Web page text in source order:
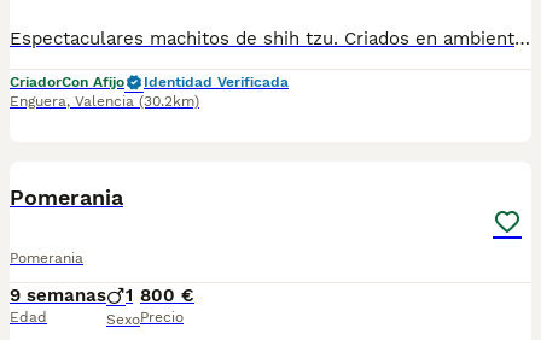
Espectaculares machitos de shih tzu. Criados en ambiente familiar y socializados. Se entregan con vacunas al día, chip y pasaporte, garantía, pedigree, certificado veterinario y desparasitados. Se regala kit de bienvenida con pienso para los primeros días. Pon un shih tzu en tu vida. Muy chatos y con mucho pelo. Posibilidad de llevarlo a la puerta de tu casa.
CriadorCon Afijo
Identidad Verificada
Enguera, Valencia (30.2km)
Pomerania
Pomerania
9 semanas
Edad
1
Sexo
800 €
Precio